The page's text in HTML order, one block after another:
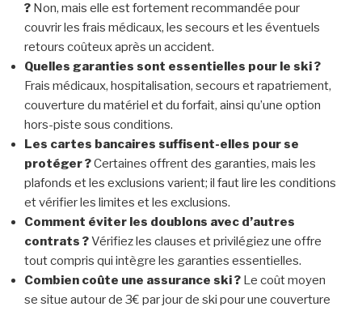
? Non, mais elle est fortement recommandée pour
couvrir les frais médicaux, les secours et les éventuels
retours coûteux après un accident.
Quelles garanties sont essentielles pour le ski ?
Frais médicaux, hospitalisation, secours et rapatriement,
couverture du matériel et du forfait, ainsi qu’une option
hors-piste sous conditions.
Les cartes bancaires suffisent-elles pour se
protéger ?Certaines offrent des garanties, mais les
plafonds et les exclusions varient; il faut lire les conditions
et vérifier les limites et les exclusions.
Comment éviter les doublons avec d’autres
contrats ?Vérifiez les clauses et privilégiez une offre
tout compris qui intègre les garanties essentielles.
Combien coûte une assurance ski ? Le coût moyen
se situe autour de 3€ par jour de ski pour une couverture